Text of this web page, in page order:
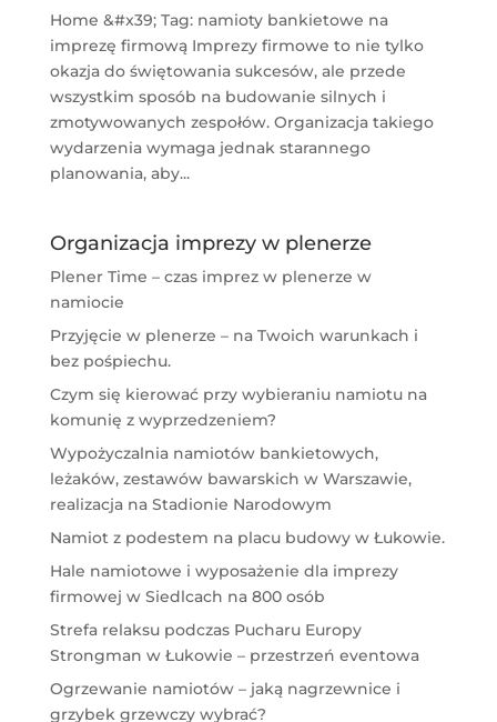
Home &#x39; Tag: namioty bankietowe na
imprezę firmową Imprezy firmowe to nie tylko
okazja do świętowania sukcesów, ale przede
wszystkim sposób na budowanie silnych i
zmotywowanych zespołów. Organizacja takiego
wydarzenia wymaga jednak starannego
planowania, aby...
Organizacja imprezy w plenerze
Plener Time – czas imprez w plenerze w
namiocie
Przyjęcie w plenerze – na Twoich warunkach i
bez pośpiechu.
Czym się kierować przy wybieraniu namiotu na
komunię z wyprzedzeniem?
Wypożyczalnia namiotów bankietowych,
leżaków, zestawów bawarskich w Warszawie,
realizacja na Stadionie Narodowym
Namiot z podestem na placu budowy w Łukowie.
Hale namiotowe i wyposażenie dla imprezy
firmowej w Siedlcach na 800 osób
Strefa relaksu podczas Pucharu Europy
Strongman w Łukowie – przestrzeń eventowa
Ogrzewanie namiotów – jaką nagrzewnice i
grzybek grzewczy wybrać?